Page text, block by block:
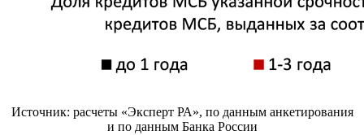
Источник: расчеты «Эксперт РА», по данным анкетирования
и по данным Банка России